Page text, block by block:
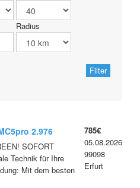
Radius
2.976
/ Flexible
SOFORT
Technik für Ihre
Mit dem besten
785€
05.08.2026
99098
Erfurt